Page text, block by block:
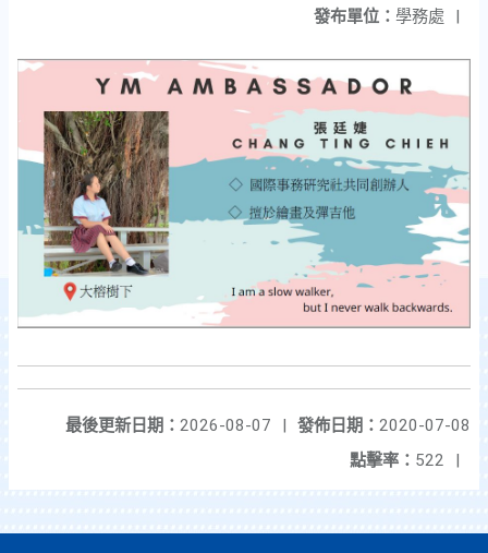
發布單位： 學務處 |
發佈日期： 2020-07-08
最後更新日期： 2026-08-07
|
點擊率： 522 |